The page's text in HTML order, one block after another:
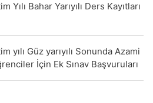
Bahar Yarıyılı Ders Kayıtları
yılı Güz yarıyılı Sonunda Azami
İçin Ek Sınav Başvuruları